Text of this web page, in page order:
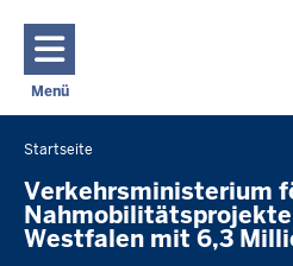
Menü
Navigation aktivieren/deaktivieren:
Sie
befinden
sich
hier
Startseite
Verkehrsministerium
Westfalen mit 6,3